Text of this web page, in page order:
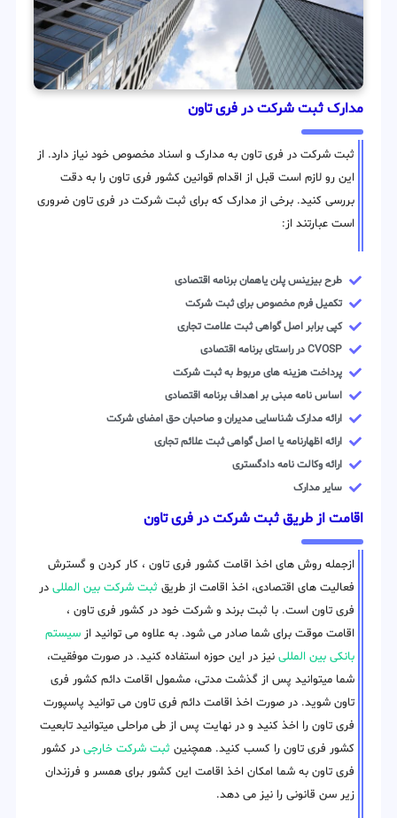
مدارک ثبت شرکت در فری تاون
ثبت شرکت در فری تاون به مدارک و اسناد مخصوص خود نیاز دارد. از
این رو لازم است قبل از اقدام قوانین کشور فری تاون را به دقت
بررسی کنید. برخی از مدارک که برای ثبت شرکت در فری تاون ضروری
است عبارتند از:
طرح بیزینس پلن یاهمان برنامه اقتصادی
تکمیل فرم مخصوص برای ثبت شرکت
کپی برابر اصل گواهی ثبت علامت تجاری
CVOSP در راستای برنامه اقتصادی
پرداخت هزینه های مربوط به ثبت شرکت
اساس نامه مبنی بر اهداف برنامه اقتصادی
ارائه مدارک شناسایی مدیران و صاحبان حق امضای شرکت
ارائه اظهارنامه یا اصل گواهی ثبت علائم تجاری
ارائه وکالت نامه دادگستری
سایر مدارک
اقامت از طریق ثبت شرکت در فری تاون
ازجمله روش های اخذ اقامت کشور فری تاون ، کار کردن و گسترش
فعالیت های اقتصادی، اخذ اقامت از طریق ثبت شرکت بین المللی در
فری تاون است. با ثبت برند و شرکت خود در کشور فری تاون ،
اقامت موقت برای شما صادر می شود. به علاوه می توانید از سیستم
بانکی بین المللی نیز در این حوزه استفاده کنید. در صورت موفقیت،
شما میتوانید پس از گذشت مدتی، مشمول اقامت دائم کشور فری
تاون شوید. در صورت اخذ اقامت دائم فری تاون می توانید پاسپورت
فری تاون را اخذ کنید و در نهایت پس از طی مراحلی میتوانید تابعیت
کشور فری تاون را کسب کنید. همچنین ثبت شرکت خارجی در کشور
فری تاون به شما امکان اخذ اقامت این کشور برای همسر و فرزندان
زیر سن قانونی را نیز می دهد.